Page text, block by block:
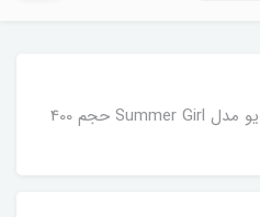
لوسیون سولاریوم تن از یو مدل Summer Girl حجم 400